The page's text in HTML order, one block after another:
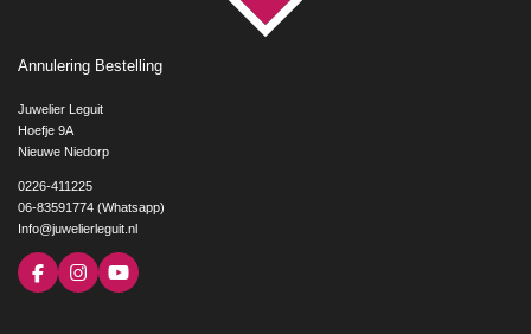
Annulering Bestelling
Juwelier Leguit
Hoefje 9A
Nieuwe Niedorp
0226-411225
06-83591774 (Whatsapp)
Info@juwelierleguit.nl
F
a
I
n
Y
o